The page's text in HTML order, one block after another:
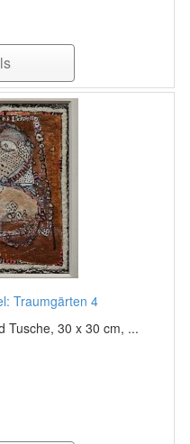
Traumgärten 4
Tusche, 30 x 30 cm, ...